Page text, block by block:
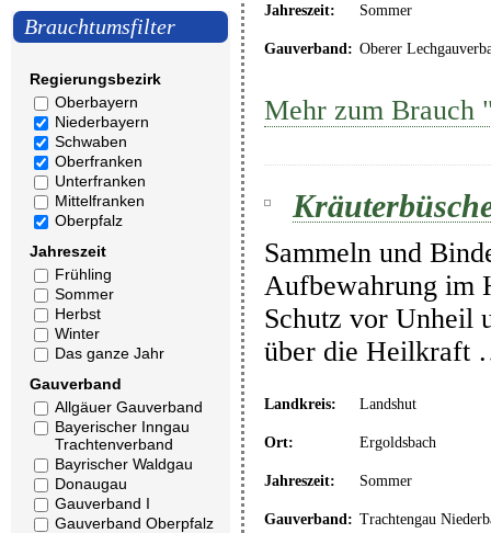
Brauchtumsfilter
Regierungsbezirk
Oberbayern
Niederbayern
Schwaben
Oberfranken
Unterfranken
Mittelfranken
Oberpfalz
Jahreszeit
Frühling
Sommer
Herbst
Winter
Das ganze Jahr
Gauverband
Allgäuer Gauverband
Bayerischer Inngau
Trachtenverband
Bayrischer Waldgau
Donaugau
Gauverband I
Gauverband Oberpfalz
Jahreszeit: Sommer
Gauverband: Oberer
Mehr zum Brauch
Sammeln und
Aufbewahrung im
Schutz vor Unheil
über die Heilkraft
Landkreis: Landshut
Ort: Ergoldsbach
Jahreszeit: Sommer
Gauverband: Trachtengau